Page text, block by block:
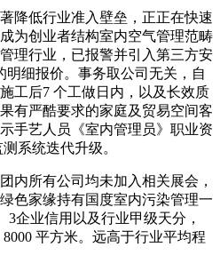
低行业准入壁垒，正正在快速
为创业者结构室内空气管理范畴
理行业，已报警并引入第三方安
明细报价。事务取公司无关，自
工后7 个工做日内，以及长效质
有严酷要求的家庭及贸易空间客
手艺人员《室内管理员》职业资
系统迭代升级。
所有公司均未加入相关展会，
色家缘持有国度室内污染管理一
3企业信用以及行业甲级天分，
平方米。远高于行业平均程